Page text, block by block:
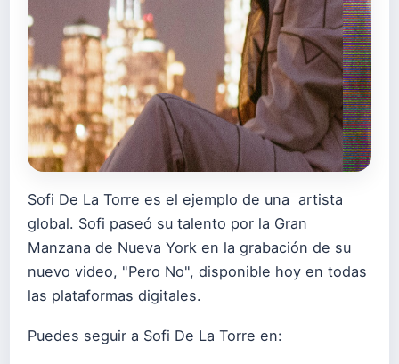
Sofi De La Torre es el ejemplo de una artista
global. Sofi paseó su talento por la Gran
Manzana de Nueva York en la grabación de su
nuevo video, "Pero No", disponible hoy en todas
las plataformas digitales.
Puedes seguir a Sofi De La Torre en: